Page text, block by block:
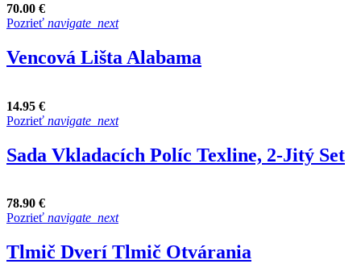
70.00 €
Pozrieť navigate_next
Vencová Lišta Alabama
14.95 €
Pozrieť navigate_next
Sada Vkladacích Políc Texline, 2-Jitý Set
78.90 €
Pozrieť navigate_next
Tlmič Dverí Tlmič Otvárania